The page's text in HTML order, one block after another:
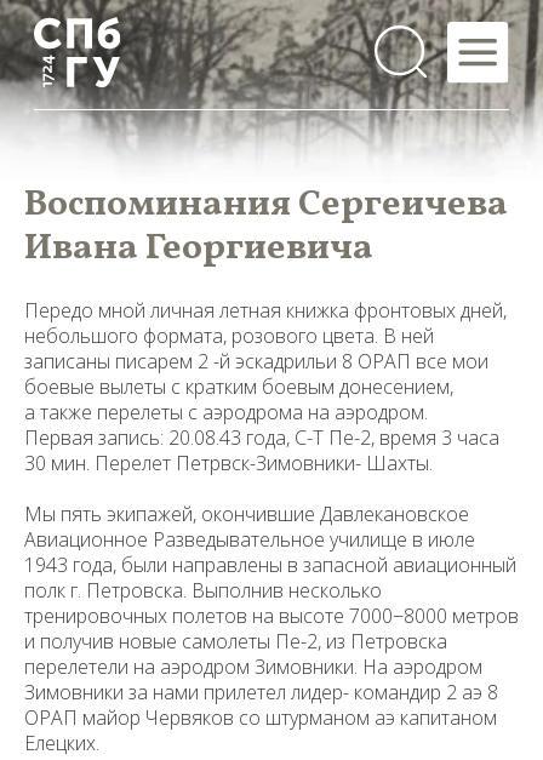
Воспоминания Сергеичева
Ивана Георгиевича
Передо мной личная летная книжка фронтовых дней,
небольшого фор­мата, розового цвета. В ней
записаны писарем 2 -й эскадрильи 8 ОРАП все мои
боевые вылеты с кратким боевым донесением,
а также перелеты с аэродрома на аэродром.
Первая запись: 20.08.43 года, С-Т Пе-2, время 3 часа
30 мин. Перелет Петрвск-Зимовники- Шахты.
Мы пять экипажей, окончившие Давлекановское
Авиационное Разведы­вательное училище в июле
1943 года, были направлены в запасной авиа­ционный
полк г. Петровска. Выполнив несколько
тренировочных полетов на высоте 7000−8000 метров
и получив новые самолеты Пе-2, из Петровска
перелетели на аэродром Зимовники. На аэродром
Зимовники за нами при­летел лидер- командир 2 аэ 8
ОРАП майор Червяков со штурманом аэ капитаном
Елецких.